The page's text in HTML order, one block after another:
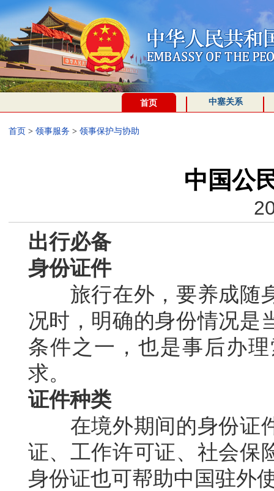
首页 中塞关系
首页 > 领事服务 > 领事保护与协助
中国公
出行必备
身份证件
旅行在外，要养成随身
况时，明确的身份情况是
条件之一，也是事后办
求。
证件种类
在境外期间的身份证件
证、工作许可证、社会保
身份证也可帮助中国驻外